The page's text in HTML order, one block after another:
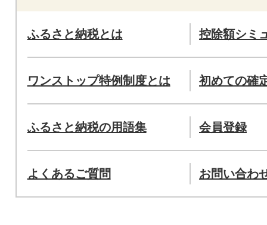
ふるさと納税とは 控除額シミ
ワンストップ特例制度とは 初めての確
ふるさと納税の用語集 会員登録
よくあるご質問 お問い合わ